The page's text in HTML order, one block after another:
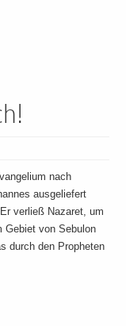
nach
ausgeliefert
verließ Nazaret, um
Gebiet von Sebulon
durch den Propheten